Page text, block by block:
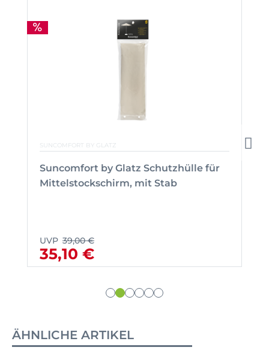
SUNCOMFORT BY GLATZ
Suncomfort by Glatz Schutzhülle für
Mittelstockschirm, mit Stab
UVP 39,00 €
35,10 €
ÄHNLICHE ARTIKEL